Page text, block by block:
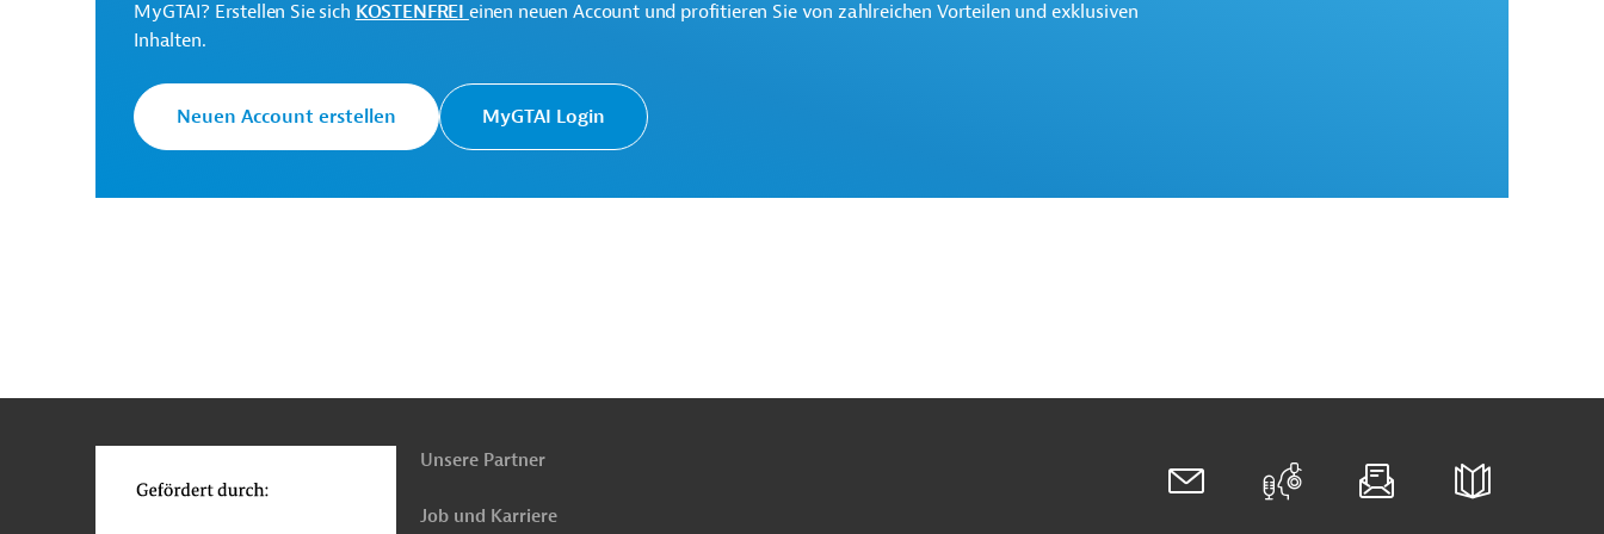
Spanien Baunebengewerbe Energieeffizienz
Luft-, Klimaschutz
MyGTAI? Erstellen Sie sich KOSTENFREI einen neuen Account und profitieren Sie von zahlreichen Vorteilen und exklusiven
Inhalten.
Neuen Account erstellen MyGTAI Login
oben
Unsere Partner
Job und Karriere